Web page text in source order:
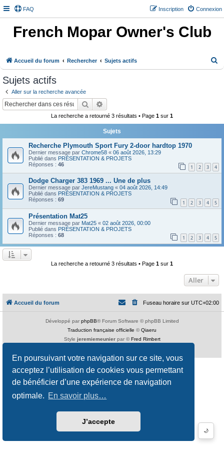
En poursuivant votre navigation sur ce site, vous
acceptez l’utilisation de cookies vous permettant
de bénéficier d’une expérience de navigation
optimale. En savoir plus…
J’accepte
FAQ Connexion
Inscription
French Mopar Owner's Club
Accueil du forum Rechercher Sujets actifs
🌙
Sujets actifs
Aller sur la recherche avancée
Rechercher
La recherche a retourné 3 résultats • Page 1 sur 1
Sujets
Recherche Plymouth Sport Fury 2-door hardtop 1970
Dernier message par Chrome58 « 06 août 2026, 13:29
Publié dans PRÉSENTATION & PROJETS
Réponses : 46 1 2 3 4
Dodge Charger 383 1969 ... Une de plus
Dernier message par JereMustang « 04 août 2026, 14:49
Publié dans PRÉSENTATION & PROJETS
Réponses : 69 1 2 3 4 5
Présentation Mat25
Dernier message par Mat25 « 02 août 2026, 00:00
Publié dans PRÉSENTATION & PROJETS
Réponses : 68 1 2 3 4 5
La recherche a retourné 3 résultats • Page 1 sur 1
Aller
Accueil du forum Fuseau horaire sur UTC+02:00
Développé par phpBB® Forum Software © phpBB Limited
Traduction française officielle ©Qiaeru
Style jeremiemeunierpar © Fred Rimbert